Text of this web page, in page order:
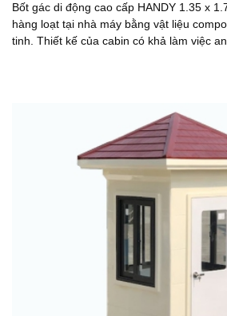
Bốt gác di động cao cấp HANDY 1.35 x
hàng loạt tại nhà máy bằng vật liệu
tinh. Thiết kế của cabin có khả làm việc